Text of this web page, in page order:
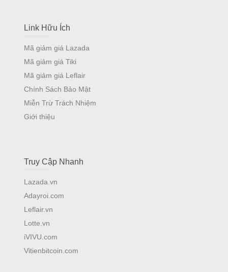
Link Hữu Ích
Mã giảm giá Lazada
Mã giảm giá Tiki
Mã giảm giá Leflair
Chính Sách Bảo Mật
Miễn Trừ Trách Nhiệm
Giới thiệu
Truy Cập Nhanh
Lazada.vn
Adayroi.com
Leflair.vn
Lotte.vn
iVIVU.com
Vitienbitcoin.com